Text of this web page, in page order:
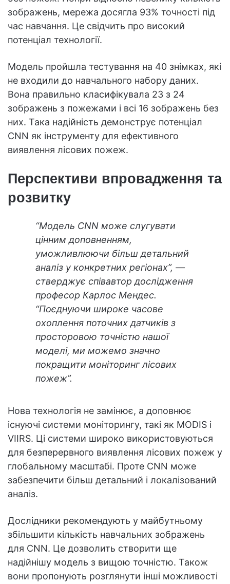
зображень, мережа досягла 93% точності під
час навчання. Це свідчить про високий
потенціал технології.
Модель пройшла тестування на 40 знімках, які
не входили до навчального набору даних.
Вона правильно класифікувала 23 з 24
зображень з пожежами і всі 16 зображень без
них. Така надійність демонструє потенціал
CNN як інструменту для ефективного
виявлення лісових пожеж.
Перспективи впровадження та
розвитку
“Модель CNN може слугувати
цінним доповненням,
уможливлюючи більш детальний
аналіз у конкретних регіонах”, —
стверджує співавтор дослідження
професор Карлос Мендес.
“Поєднуючи широке часове
охоплення поточних датчиків з
просторовою точністю нашої
моделі, ми можемо значно
покращити моніторинг лісових
пожеж”.
Нова технологія не замінює, а доповнює
існуючі системи моніторингу, такі як MODIS і
VIIRS. Ці системи широко використовуються
для безперервного виявлення лісових пожеж у
глобальному масштабі. Проте CNN може
забезпечити більш детальний і локалізований
аналіз.
Дослідники рекомендують у майбутньому
збільшити кількість навчальних зображень
для CNN. Це дозволить створити ще
надійнішу модель з вищою точністю. Також
вони пропонують розглянути інші можливості